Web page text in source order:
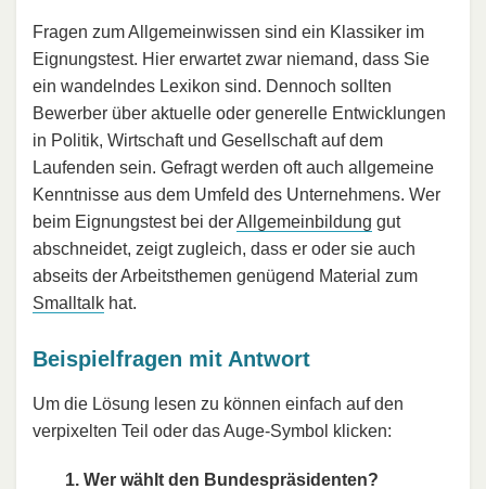
Fragen zum Allgemeinwissen sind ein Klassiker im
Eignungstest. Hier erwartet zwar niemand, dass Sie
ein wandelndes Lexikon sind. Dennoch sollten
Bewerber über aktuelle oder generelle Entwicklungen
in Politik, Wirtschaft und Gesellschaft auf dem
Laufenden sein. Gefragt werden oft auch allgemeine
Kenntnisse aus dem Umfeld des Unternehmens. Wer
beim Eignungstest bei derAllgemeinbildung gut
abschneidet, zeigt zugleich, dass er oder sie auch
abseits der Arbeitsthemen genügend Material zum
Smalltalk hat.
Beispielfragen mit Antwort
Um die Lösung lesen zu können einfach auf den
verpixelten Teil oder das Auge-Symbol klicken:
1. Wer wählt den Bundespräsidenten?